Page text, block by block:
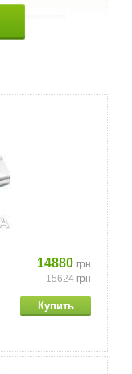
14880 грн
15624грн